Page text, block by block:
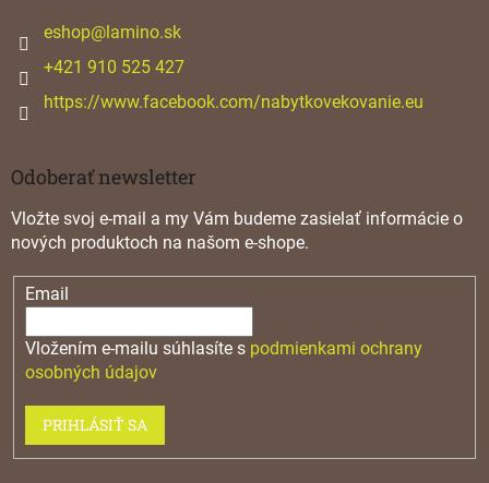
eshop@lamino.sk
+421 910 525 427
https://www.facebook.com/nabytkovekovanie.eu
Odoberať newsletter
Vložte svoj e-mail a my Vám budeme zasielať informácie o
nových produktoch na našom e-shope.
Email
Vložením e-mailu súhlasíte s podmienkami ochrany
osobných údajov
PRIHLÁSIŤ SA